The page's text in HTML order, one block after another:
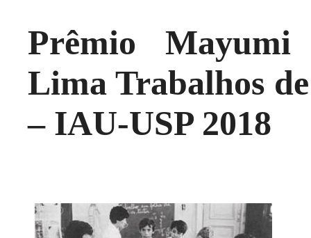
Prêmio Mayumi
Lima Trabalhos
– IAU-USP 2018